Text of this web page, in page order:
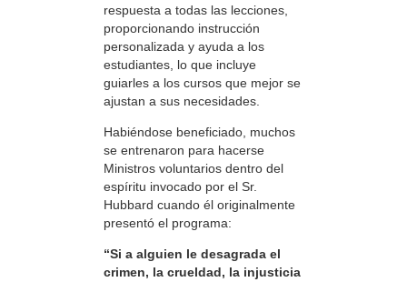
respuesta a todas las lecciones,
proporcionando instrucción
personalizada y ayuda a los
estudiantes, lo que incluye
guiarles a los cursos que mejor se
ajustan a sus necesidades.
Habiéndose beneficiado, muchos
se entrenaron para hacerse
Ministros voluntarios dentro del
espíritu invocado por el Sr.
Hubbard cuando él originalmente
presentó el programa:
“Si a alguien le desagrada el
crimen, la crueldad, la injusticia